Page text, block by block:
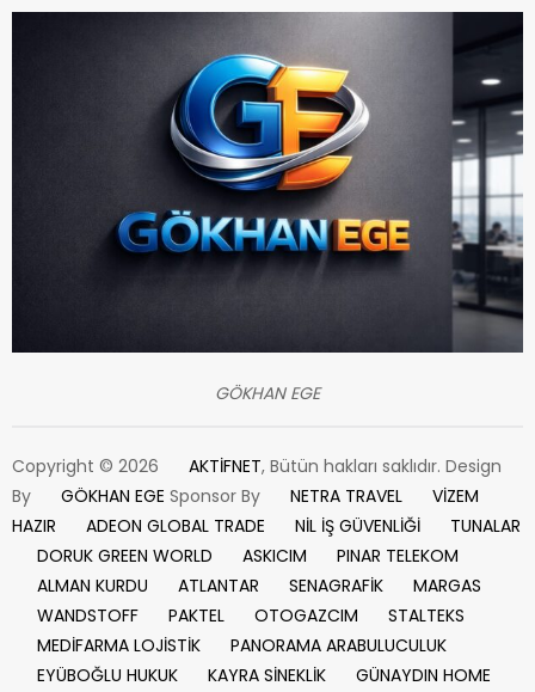
GÖKHAN EGE
Copyright © 2026 AKTİFNET, Bütün hakları saklıdır. Design
By
GÖKHAN EGE Sponsor By NETRA TRAVEL
VİZEM
HAZIR
ADEON GLOBAL TRADE NİL İŞ GÜVENLİĞİ
TUNALAR
DORUK GREEN WORLD
ASKICIM
PINAR TELEKOM
ALMAN KURDU
ATLANTAR SENAGRAFİK
MARGAS
WANDSTOFF
PAKTEL OTOGAZCIM
STALTEKS
MEDİFARMA LOJİSTİK
PANORAMA ARABULUCULUK
EYÜBOĞLU HUKUK
KAYRA SİNEKLİK
GÜNAYDIN HOME